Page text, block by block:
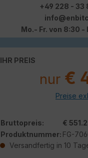
+49 228 - 33
Mo.- Fr. von 8:30 -
IHR PREIS
nur €
Preise
Bruttopreis:
€
Produktnummer: FG-
Versandfertig in 10